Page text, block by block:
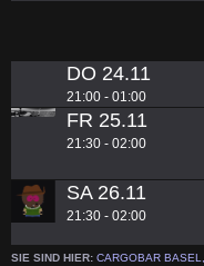
DO 24.11
21:00 - 01:00
FR 25.11
21:30 - 02:00
SA 26.11
21:30 - 02:00
SIE SIND HIER: CARGOBAR